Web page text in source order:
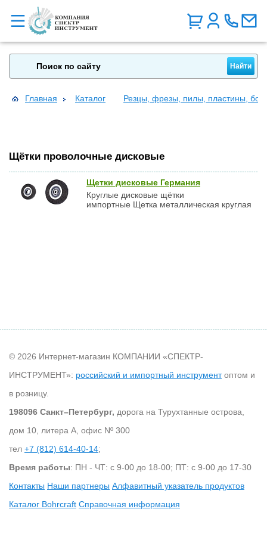
Главная Каталог Резцы, фрезы, пилы, пластины,
Щётки проволочные дисковые
Щетки дисковые Германия
Круглые дисковые щётки
импортные Щетка металлическая круглая
© 2026 Интернет-магазин КОМПАНИИ «СПЕКТР-
ИНСТРУМЕНТ»: российский и импортный инструментоптом и
в розницу.
198096 Санкт–Петербург, дорога на Турухтанные острова,
дом 10, литера А, офис Nº 300
тел +7 (812) 614-40-14;
Время работы: ПН - ЧТ: с 9-00 до 18-00; ПТ: с 9-00 до 17-30
Контакты Наши партнеры Алфавитный указатель продуктов
Каталог Bohrcraft Справочная информация